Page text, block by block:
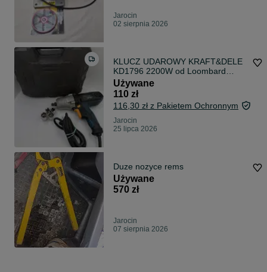
Jarocin
02 sierpnia 2026
KLUCZ UDAROWY KRAFT&DELE
KD1796 2200W od Loombard
Jarocin
Używane
110 zł
116,30 zł z Pakietem Ochronnym
Jarocin
25 lipca 2026
Duze nozyce rems
Używane
570 zł
Jarocin
07 sierpnia 2026